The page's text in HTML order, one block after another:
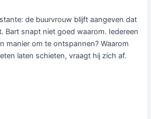
de buurvrouw blijft aangeven dat
Bart snapt niet goed waarom. Iedereen
manier om te ontspannen? Waarom
laten schieten, vraagt hij zich af.